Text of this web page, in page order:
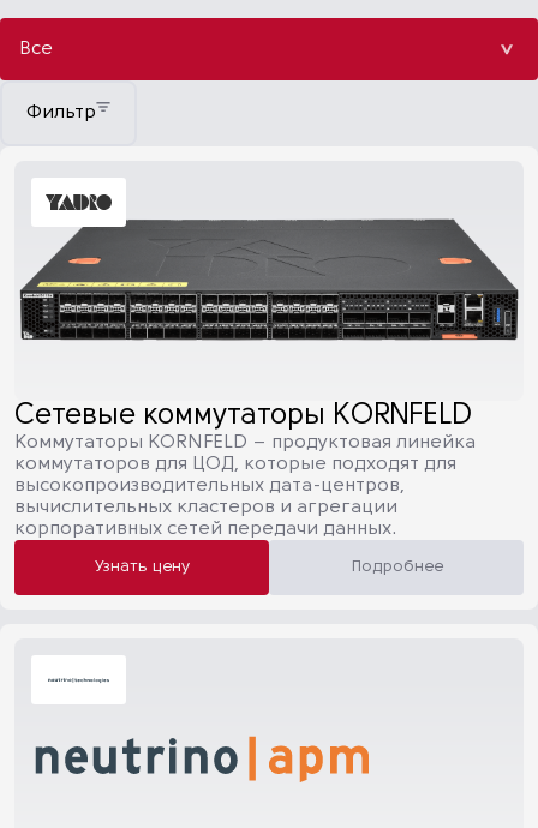
Все
Фильтр
Сетевые коммутаторы KORNFELD
Коммутаторы KORNFELD – продуктовая линейка
коммутаторов для ЦОД, которые подходят для
высокопроизводительных дата-центров,
вычислительных кластеров и агрегации
корпоративных сетей передачи данных.
Узнать цену Подробнее